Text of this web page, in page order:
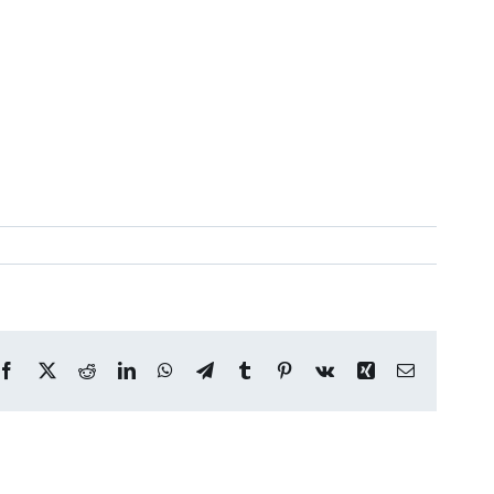
Facebook
X RedditLinkedInWhatsApp
TelegramTumblr Pinterest
Vk Xing Correo